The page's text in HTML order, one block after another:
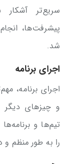
سریع‌تر
پیشرفت‌ها،
شد.
اجرای برنامه
و چیزهای دیگر
تیم‌ها و
را به طور منظم و